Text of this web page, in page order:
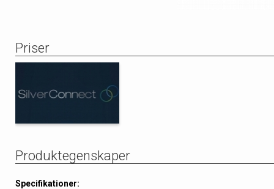
Priser
Produktegenskaper
Specifikationer: